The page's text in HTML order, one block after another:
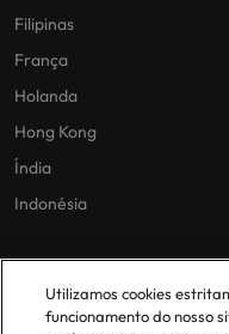
Filipinas
França
Holanda
Hong Kong
Índia
Indonésia
As nossas políticas
Utilizamos cookies
funcionamento do nosso